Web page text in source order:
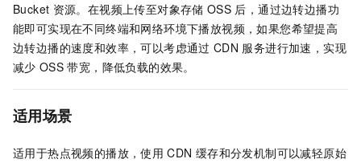
Bucket 资源。在视频上传至对象存储 OSS 后，通过边转边播功
能即可实现在不同终端和网络环境下播放视频，如果您希望提高
边转边播的速度和效率，可以考虑通过 CDN 服务进行加速，实现
减少 OSS 带宽，降低负载的效果。
适用场景
适用于热点视频的播放，使用 CDN 缓存和分发机制可以减轻原始